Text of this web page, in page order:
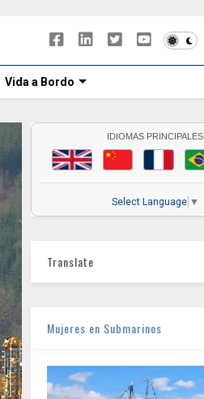
Vida a Bordo
IDIOMAS PRINCIPALES
Select Language ▼
Translate
Mujeres en Submarinos